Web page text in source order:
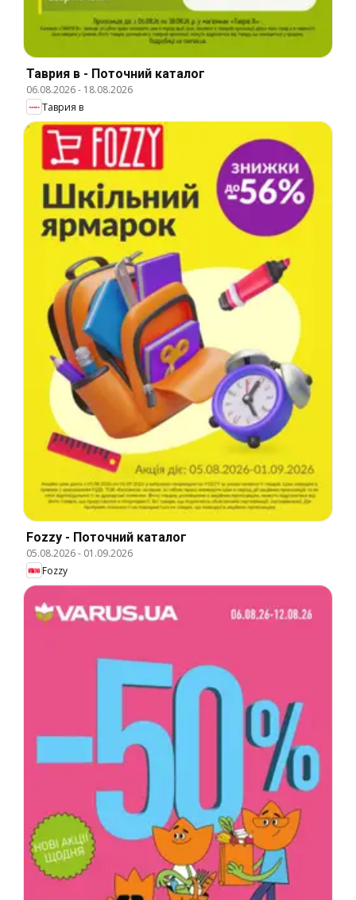
Таврия в - Поточний каталог
06.08.2026- 18.08.2026
Таврия в
Fozzy - Поточний каталог
05.08.2026- 01.09.2026
Fozzy